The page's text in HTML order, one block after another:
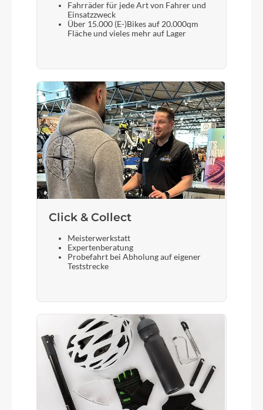
Bosch Drive Unit Performance Line CX, Smart
System
Vorderrad Nabe
CUBE Engineered By Newmen, 15mm, Boost,
Centerlock
Gewicht
Akku
Bosch PowerTube 800
Size Split: 27.5: S // 29: M L XL
Schalthebel
Shimano Deore SL-M6100-IR, Direct Attach,
Rapidfire-Plus
Fahrräder für jede Art von Fahrer und
Einsatzzweck
Über 15.000 (E-)Bikes auf 20.000qm
Fläche und vieles mehr auf Lager
Click & Collect
Meisterwerkstatt
Expertenberatung
Probefahrt bei Abholung auf eigener
Teststrecke